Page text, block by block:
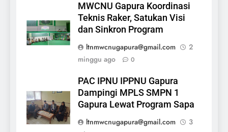
MWCNU Gapura Koordinasi
Teknis Raker, Satukan Visi
dan Sinkron Program
ltnmwcnugapura@gmail.com
2
minggu ago
0
PAC IPNU IPPNU Gapura
Dampingi MPLS SMPN 1
Gapura Lewat Program Sapa
ltnmwcnugapura@gmail.com
3